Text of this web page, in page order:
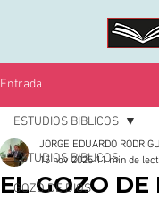
Entrada
ESTUDIOS BIBLICOS
GOZO DE DIOS
ESTUDIOS BIBLICOS
EL GOZO DE
JORGE EDUARDO
15 nov 2025 11 min de